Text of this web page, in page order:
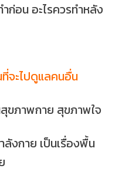
ำก่อน อะไรควรทำหลัง
จะไปดูแลคนอื่น
สุขภาพกาย สุขภาพใจ
งกาย เป็นเรื่องพื้น